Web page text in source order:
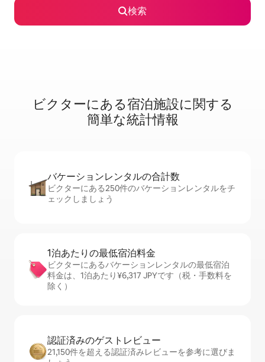
検索
ビクターに⁠あ⁠る宿⁠泊⁠施⁠設⁠に関⁠す⁠る
簡⁠単⁠な統⁠計⁠情⁠報
バケーションレ⁠ン⁠タ⁠ル⁠の合⁠計⁠数
ビクターにある250件のバケーションレンタルをチ
ェックしましょう
1泊あたりの最⁠低⁠宿⁠泊⁠料⁠金
ビクターにあるバケーションレンタルの最低宿泊
料金は、1泊あたり¥6,317 JPYです（税・手数料を
除く）
認証済みのゲ⁠ス⁠ト⁠レ⁠ビ⁠ュ⁠ー
21,150件を超える認証済みレビューを参考に選びま